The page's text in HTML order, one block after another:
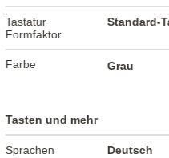
Tastatur
Formfaktor
Standard-
Farbe Grau
Tasten und mehr
Sprachen Deutsch